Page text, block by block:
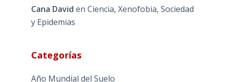
Cana David en Ciencia, Xenofobia, Sociedad
y Epidemias
Categorías
Año Mundial del Suelo